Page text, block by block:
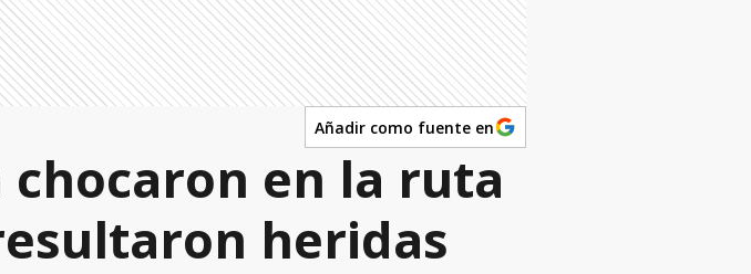
Añadir como fuente en
en la ruta
heridas